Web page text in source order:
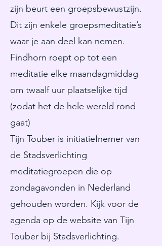
zijn beurt een groepsbewustzijn.
Dit zijn enkele groepsmeditatie’s
waar je aan deel kan nemen.
Findhorn roept op tot een
meditatie elke maandagmiddag
om twaalf uur plaatselijke tijd
(zodat het de hele wereld rond
gaat)
Tijn Touber is initiatiefnemer van
de Stadsverlichting
meditatiegroepen die op
zondagavonden in Nederland
gehouden worden. Kijk voor de
agenda op de website van Tijn
Touber bij Stadsverlichting.